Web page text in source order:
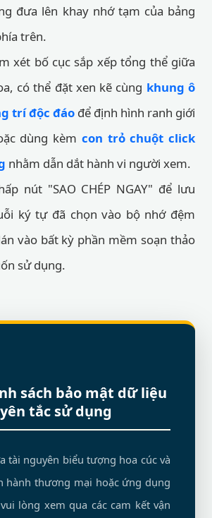
đưa lên khay nhớ tạm của bảng
trên.
xét bố cục sắp xếp tổng thể giữa
có thể đặt xen kẽ cùng khung ô
trí độc đáo để định hình ranh giới
dùng kèm con trỏ chuột click
nhằm dẫn dắt hành vi người xem.
nút "SAO CHÉP NGAY" để lưu
ký tự đã chọn vào bộ nhớ đệm
vào bất kỳ phần mềm soạn thảo
sử dụng.
sách bảo mật dữ liệu
tắc sử dụng
tài nguyên biểu tượng hoa cúc và
hành thương mại hoặc ứng dụng
lòng xem qua các cam kết vận